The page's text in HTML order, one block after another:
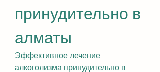
принудительно в
алматы
Эффективное лечение
алкоголизма принудительно в